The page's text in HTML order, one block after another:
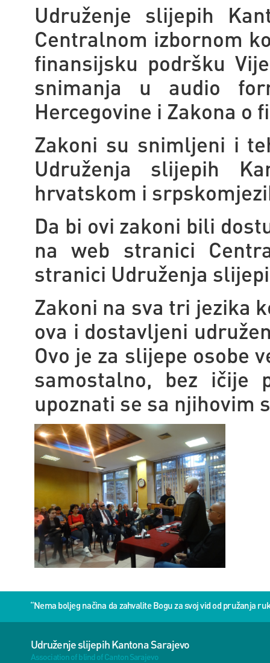
Udruženje slijepih
Centralnom izbornom
finansijsku podršku
snimanja u audio
Hercegovine i Zakona
Zakoni su snimljeni i
Udruženja slijepih
hrvatskom i
Da bi ovi zakoni bili
na web stranici
stranici Udruženja
Zakoni na sva tri jezika
ova i dostavljeni
Ovo je za slijepe osobe
samostalno, bez ičije
upoznati se sa njihovim
“Nema boljeg načina da zahvalite Bogu za svoj vid od pružanja
Udruženje slijepih Kantona Sarajevo
Association of blind of Canton Sarajevo